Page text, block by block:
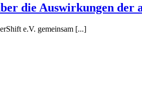
die Auswirkungen
e.V. gemeinsam [...]